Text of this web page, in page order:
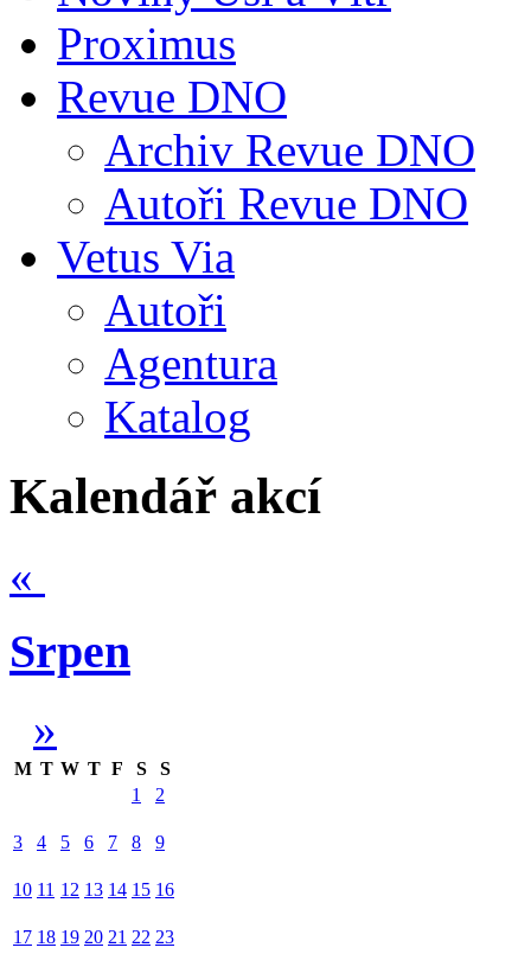
Proximus
Revue DNO
Archiv Revue DNO
Autoři Revue DNO
Vetus Via
Autoři
Agentura
Katalog
Kalendář akcí
«
Srpen
»
M T W T F S
S
1
2
3 4 5 6 7 8 9
10 11 12 13 14 15 16
17 18 19 20 21 22 23